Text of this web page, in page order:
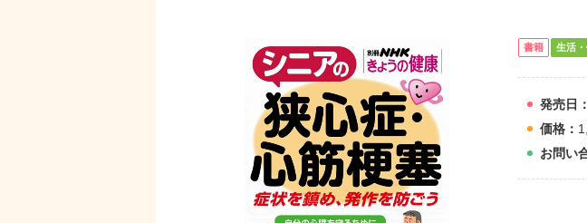
書籍 生活
発売日：
価格：
お問い